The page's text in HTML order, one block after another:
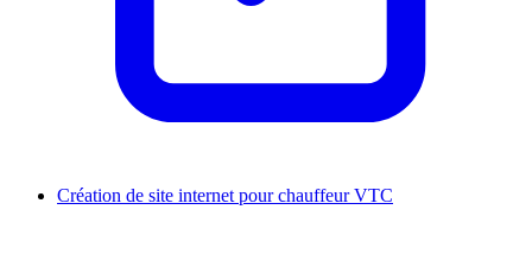
Création de site internet pour chauffeur VTC